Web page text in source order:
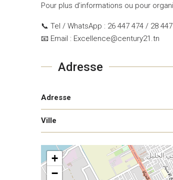
Pour plus d’informations ou pour
📞 Tel / WhatsApp : 26 447 474 / 28
📧 Email : Excellence@century21.tn
Adresse
Adresse
Ville
+
−